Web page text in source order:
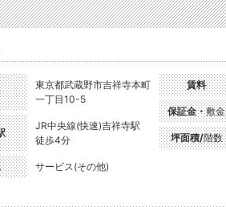
東京都武蔵野市吉祥寺本町
一丁目10-5
JR中央線(快速)吉祥寺駅
徒歩4分
サービス(その他)
賃料
保証金・敷金
坪面積/階数